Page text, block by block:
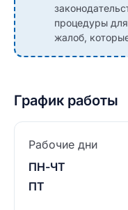
процедуры
жалоб,
График работы
Рабочие дни
ПН-ЧТ
ПТ